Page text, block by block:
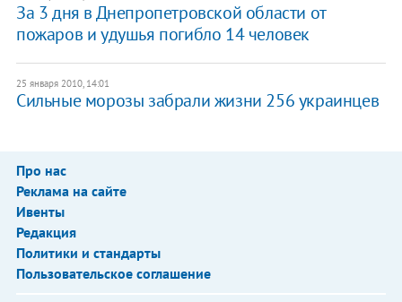
За 3 дня в Днепропетровской области от
пожаров и удушья погибло 14 человек
25 января 2010, 14:01
Сильные морозы забрали жизни 256 украинцев
Про нас
Реклама на сайте
Ивенты
Редакция
Политики и стандарты
Пользовательское соглашение